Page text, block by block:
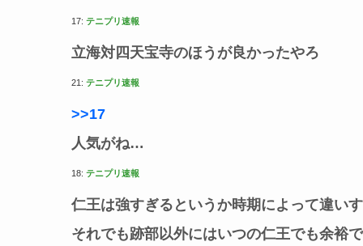
17: テニプリ速報
立海対四天宝寺のほうが良かったやろ
21: テニプリ速報
>>17
人気がね…
18: テニプリ速報
仁王は強すぎるというか時期によって違い
それでも跡部以外にはいつの仁王でも余裕